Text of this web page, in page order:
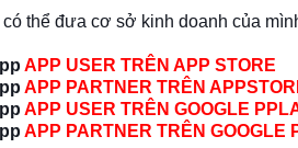
có thể đưa cơ sở kinh doanh của
APP USER TRÊN APP STORE
APP PARTNER TRÊN
APP USER TRÊN GOOGLE
APP PARTNER TRÊN GOOGLE